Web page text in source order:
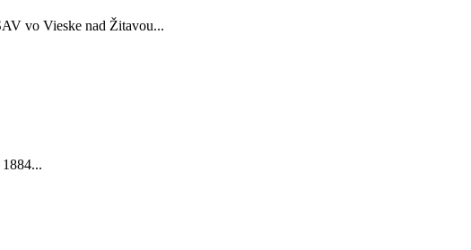
vo Vieske nad Žitavou...